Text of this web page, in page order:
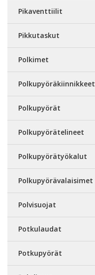
Pikaventtiilit
Pikkutaskut
Polkimet
Polkupyöräkiinnikkeet
Polkupyörät
Polkupyörätelineet
Polkupyörätyökalut
Polkupyörävalaisimet
Polvisuojat
Potkulaudat
Potkupyörät